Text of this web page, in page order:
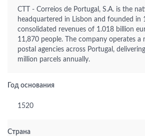
CTT - Correios de Portugal, S.A. is the
headquartered in Lisbon and founded
consolidated revenues of 1.018 billion
11,870 people. The company operates
postal agencies across Portugal,
million parcels annually.
Год основания
1520
Страна